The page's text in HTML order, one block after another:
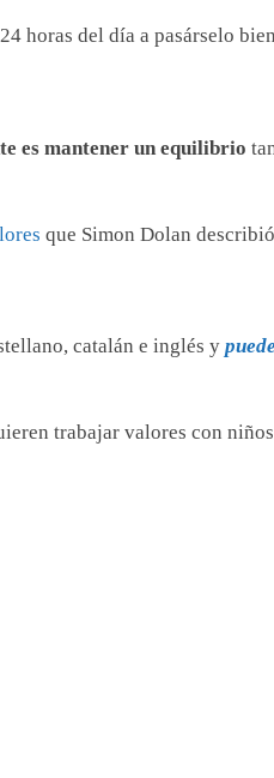
horas del día a pasárselo
es mantener un equilibrio
que Simon Dolan
catalán e inglés y
trabajar valores con